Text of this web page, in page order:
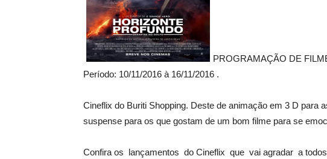
PROGRAMAÇÃO DE
Período: 10/11/2016 à 16/11/2016 .
Cineflix do Buriti Shopping. Deste de animação em 3 D para
suspense para os que gostam de um bom filme para se
Confira os lançamentos do Cineflix que vai agradar a